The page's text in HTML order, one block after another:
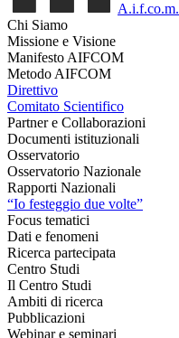
A.i.f.co.m.
Chi Siamo
Missione e Visione
Manifesto AIFCOM
Metodo AIFCOM
Direttivo
Comitato Scientifico
Partner e Collaborazioni
Documenti istituzionali
Osservatorio
Osservatorio Nazionale
Rapporti Nazionali
“Io festeggio due volte”
Focus tematici
Dati e fenomeni
Ricerca partecipata
Centro Studi
Il Centro Studi
Ambiti di ricerca
Pubblicazioni
Webinar e seminari